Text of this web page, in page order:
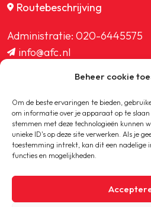
Beheer cookie
Om de beste ervaringen te bieden,
om informatie over je apparaat op te
stemmen met deze technologieën kunnen
unieke ID's op deze site verwerken. Als je
toestemming intrekt, kan dit een nadelige
functies en mogelijkheden.
Routebeschrijving
Administratie: 020-6445575
info@afc.nl
ledenadministratie@afc.nl
Copyright © 2020-2026 AFC